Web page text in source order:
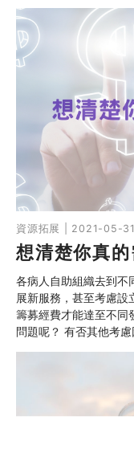
資源拓展 | 2021-05-31
想清楚你真
各病人自助組織去到不
展新服務，甚至考慮
籌募經費才能達至不同
問題呢？ 有否其他考